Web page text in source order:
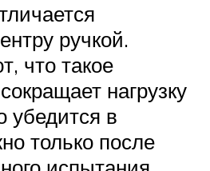
ручкой.
что такое
нагрузку
убедится в
только после